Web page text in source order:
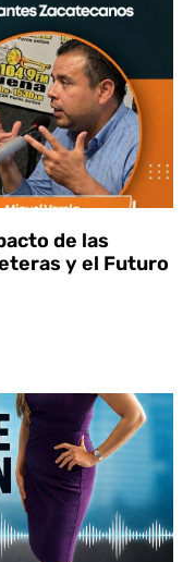
de las
y el Futuro